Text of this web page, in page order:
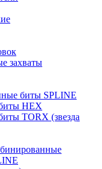
захваты
биты SPLINE
HEX
TORX (звезда